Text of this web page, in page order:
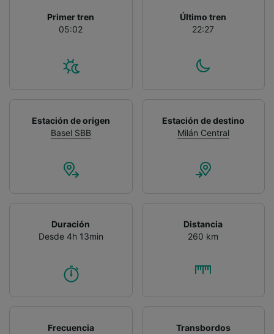
Primer tren
05:02
Último tren
22:27
Estación de origen
Basel SBB
Estación de destino
Milán Central
Duración
Desde 4h 13min
Distancia
260 km
Frecuencia
Transbordos